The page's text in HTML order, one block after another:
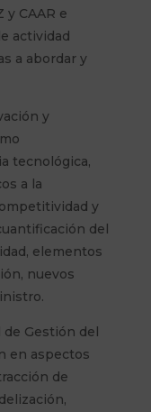
y CAAR e
actividad
a abordar y
y
tecnológica,
a la
y
del
elementos
nuevos
de Gestión del
en aspectos
de